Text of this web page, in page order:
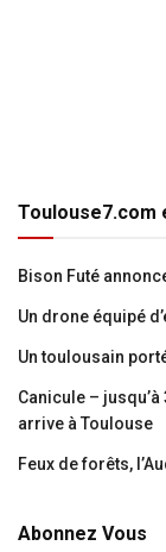
Toulouse7.com
Bison Futé
Un drone équipé
Un toulousain
Canicule –
arrive à Toulouse
Feux de forêts,
Abonnez Vous